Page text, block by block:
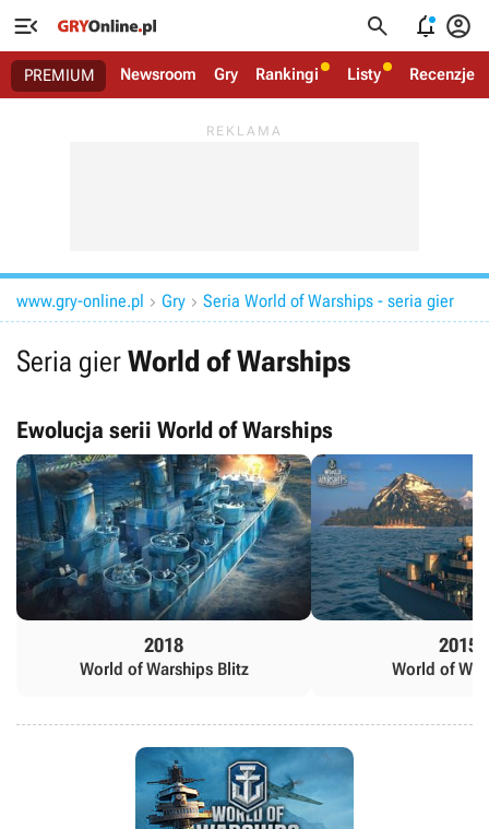
   
PREMIUM Newsroom Gry Rankingi Listy Recenzje
www.gry-online.pl  Gry  Seria World of Warships - seria gier
Seria gierWorld of Warships
Ewolucja serii World of Warships
2018
World of Warships Blitz
2015
World of